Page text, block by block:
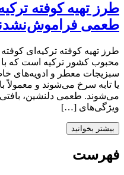
طرز تهیه کوفته
طعمی
طرز تهیه کوفته ترکیه‌ای
محبوب کشور ترکیه است که
سبزیجات معطر و ادویه‌های
یا تابه سرخ می‌شوند و
می‌شوند. طعمی دلنشین،
ویژگی‌های […]
بیشتر بخوانید
فهرست